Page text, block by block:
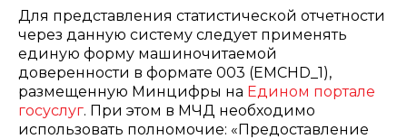
Для представления статистической отчетности
через данную систему следует применять
единую форму машиночитаемой
доверенности в формате 003 (EMCHD_1),
размещенную Минцифры на Едином портале
госуслуг. При этом в МЧД необходимо
использовать полномочие: «Предоставление